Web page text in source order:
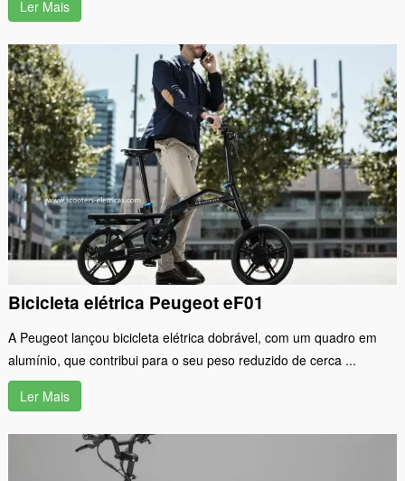
Ler Mais
Bicicleta elétrica Peugeot eF01
A Peugeot lançou bicicleta elétrica dobrável, com um quadro em
alumínio, que contribui para o seu peso reduzido de cerca ...
Ler Mais